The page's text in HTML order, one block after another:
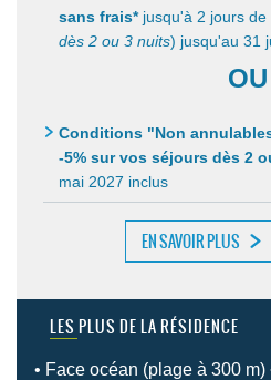
sans frais*jusqu'à 2 jours de
dès 2 ou 3 nuits) jusqu'au 31
OU
Conditions "Non
-5% sur vos séjours dès 2
mai 2027 inclus
EN SAVOIR PLUS
LES PLUS DE LA RÉSIDENCE
• Face océan (plage à 300 m)